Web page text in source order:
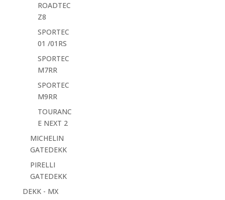
ROADTEC
Z8
SPORTEC
01 /01RS
SPORTEC
M7RR
SPORTEC
M9RR
TOURANC
E NEXT 2
MICHELIN
GATEDEKK
PIRELLI
GATEDEKK
DEKK - MX